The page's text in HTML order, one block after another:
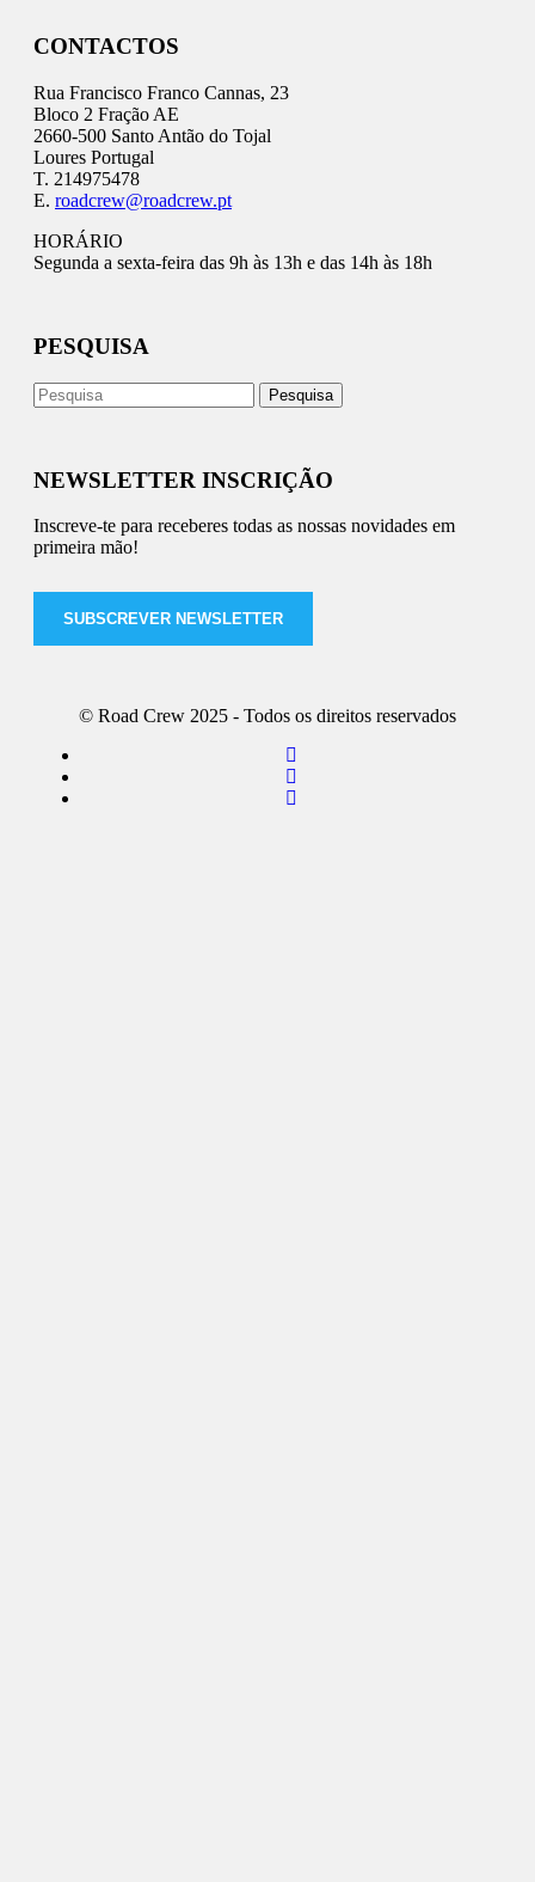
CONTACTOS
Rua Francisco Franco Cannas, 23
Bloco 2 Fração AE
2660-500 Santo Antão do Tojal
Loures Portugal
T. 214975478
E. roadcrew@roadcrew.pt
HORÁRIO
Segunda a sexta-feira das 9h às 13h e das 14h às 18h
PESQUISA
NEWSLETTER INSCRIÇÃO
Inscreve-te para receberes todas as nossas novidades em
primeira mão!
SUBSCREVER NEWSLETTER
© Road Crew 2025 - Todos os direitos reservados